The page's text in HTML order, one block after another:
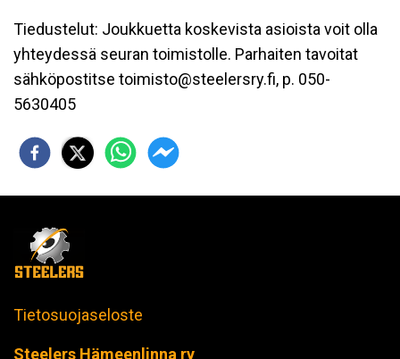
Tiedustelut: Joukkuetta koskevista asioista voit olla
yhteydessä seuran toimistolle. Parhaiten tavoitat
sähköpostitse toimisto@steelersry.fi, p. 050-
5630405
Tietosuojaseloste
Steelers Hämeenlinna ry